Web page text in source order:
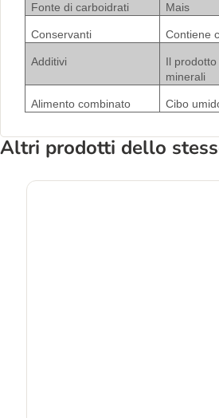
Fonte di carboidrati Mais
Conservanti Contiene
Additivi
Il
minerali
Alimento combinato Cibo
Altri prodotti dello